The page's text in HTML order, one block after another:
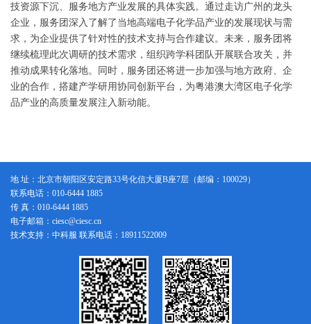
技资源下沉、服务地方产业发展的具体实践。通过走访广州的龙头
企业，服务团深入了解了当地高端电子化学品产业的发展现状与需
求，为企业提供了针对性的技术支持与合作建议。未来，服务团将
继续梳理此次调研的技术需求，组织跨学科团队开展联合攻关，并
推动成果转化落地。同时，服务团还将进一步加强与地方政府、企
业的合作，搭建产学研用协同创新平台，为粤港澳大湾区电子化学
品产业的高质量发展注入新动能。
地 址：北京市朝阳区安定路33号化信大厦B座7层（邮编：100029）
联系电话：010-6444 1885
传 真：010-6444 1885
电子邮箱：ciesc@ciesc.cn
技术支持：中科服 联系电话：18911522009